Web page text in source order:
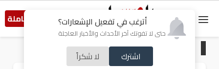
أترغب في تفعيل الإشعارات؟
حتى لا تفوتك آخر الأحداث والأخبار العاجلة
اشترك لا شكراً
النسخة الكاملة
خبر و صورة